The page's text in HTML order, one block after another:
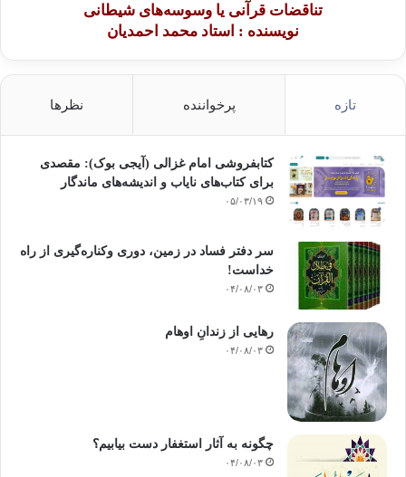
تناقضات قرآنی یا وسوسه‌های شیطانی
نویسنده : استاد محمد احمدیان
تازه پرخواننده نظرها
کتابفروشی امام غزالی (آیجی بوک): مقصدی
برای کتاب‌های نایاب و اندیشه‌های ماندگار
۰۵/۰۳/۱۹
سر دفتر فساد در زمین‌، دوری وکناره‌گیری از راه
خداست‌!
۰۴/۰۸/۰۳
رهایی از زندانِ اوهام
۰۴/۰۸/۰۳
چگونه به آثار استغفار دست بیابیم؟
۰۴/۰۸/۰۳